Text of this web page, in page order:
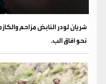
شريان لودر النابض مزاحم
نحو آفاق الب.